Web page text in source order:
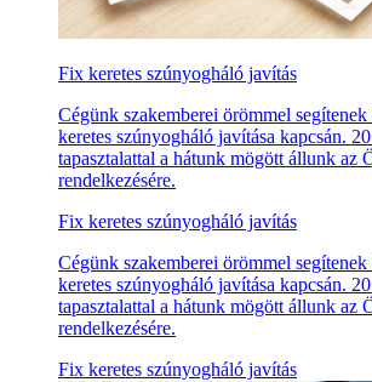
Fix keretes szúnyogháló javítás
Cégünk szakemberei örömmel
keretes szúnyogháló javítása kapcsán.
tapasztalattal a hátunk mögött állunk az
rendelkezésére.
Fix keretes szúnyogháló javítás
Cégünk szakemberei örömmel
keretes szúnyogháló javítása kapcsán.
tapasztalattal a hátunk mögött állunk az
rendelkezésére.
Fix keretes szúnyogháló javítás